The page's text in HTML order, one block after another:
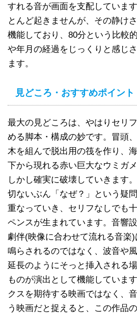
すれる音が画面を支配していま
とんど起きませんが、その静け
機能しており、80分という比較
や年月の経過をじっくりと感じ
ます。
見どころ・おすすめポイント
最大の見どころは、やはりセリ
める脚本・構成の妙です。冒頭
木を組んで脱出用の筏を作り、
下から現れる赤い巨大なウミガ
しかし確実に破壊していきます
切ないぶん「なぜ？」という疑
重なっていき、セリフなしでも
ペンスが生まれています。音響
劇伴(映像に合わせて流れる音楽
鳴らされるのではなく、波音や
延長のようにそっと挿入される
ものが演出として機能していま
クスを期待する映画ではなく、
う映画だと捉えると、この作品